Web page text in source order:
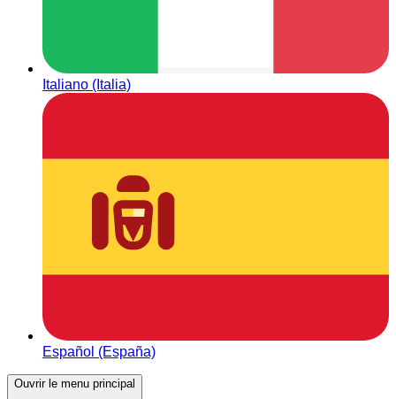
Italiano (Italia)
Español (España)
Ouvrir le menu principal